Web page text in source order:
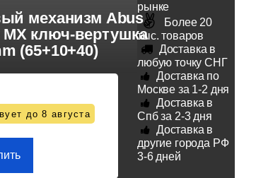
механизм Abus
MX ключ-вертушка
(65+10+40)
до 8 августа
рынке
Более 20
тыс. товаров
Доставка в
любую точку СНГ
Доставка по
Москве за 1-2 дня
Доставка в
Спб за 2-3 дня
Доставка в
другие города РФ
3-6 дней